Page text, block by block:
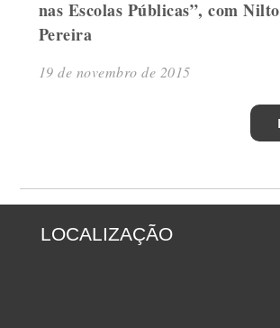
nas Escolas Públicas”, com
Pereira
19 de novembro de 2015
LOCALIZAÇÃO